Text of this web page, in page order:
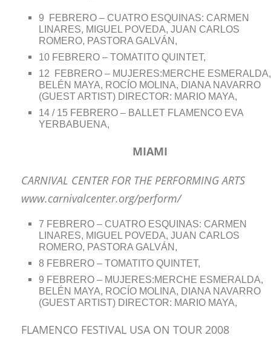
9 FEBRERO – CUATRO ESQUINAS: CARMEN
LINARES, MIGUEL POVEDA, JUAN CARLOS
ROMERO, PASTORA GALVÁN,
10 FEBRERO – TOMATITO QUINTET,
12 FEBRERO – MUJERES:MERCHE ESMERALDA,
BELÉN MAYA, ROCÍO MOLINA, DIANA NAVARRO
(GUEST ARTIST) DIRECTOR: MARIO MAYA,
14 / 15 FEBRERO – BALLET FLAMENCO EVA
YERBABUENA,
MIAMI
CARNIVAL CENTER FOR THE PERFORMING ARTS
www.carnivalcenter.org/perform/
7 FEBRERO – CUATRO ESQUINAS: CARMEN
LINARES, MIGUEL POVEDA, JUAN CARLOS
ROMERO, PASTORA GALVÁN,
8 FEBRERO – TOMATITO QUINTET,
9 FEBRERO – MUJERES:MERCHE ESMERALDA,
BELÉN MAYA, ROCÍO MOLINA, DIANA NAVARRO
(GUEST ARTIST) DIRECTOR: MARIO MAYA,
FLAMENCO FESTIVAL USA ON TOUR 2008